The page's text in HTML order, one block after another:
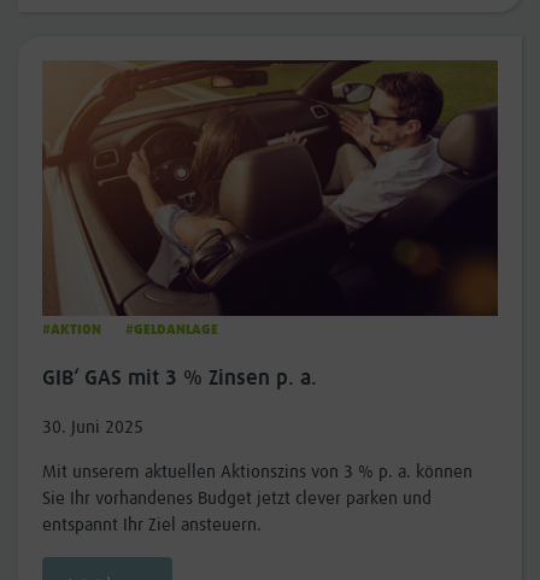
#AKTION #GELDANLAGE
GIB‘ GAS mit 3 % Zinsen p. a.
30. Juni 2025
Mit unserem aktuellen Aktionszins von 3 % p. a. können
Sie Ihr vorhandenes Budget jetzt clever parken und
entspannt Ihr Ziel ansteuern.